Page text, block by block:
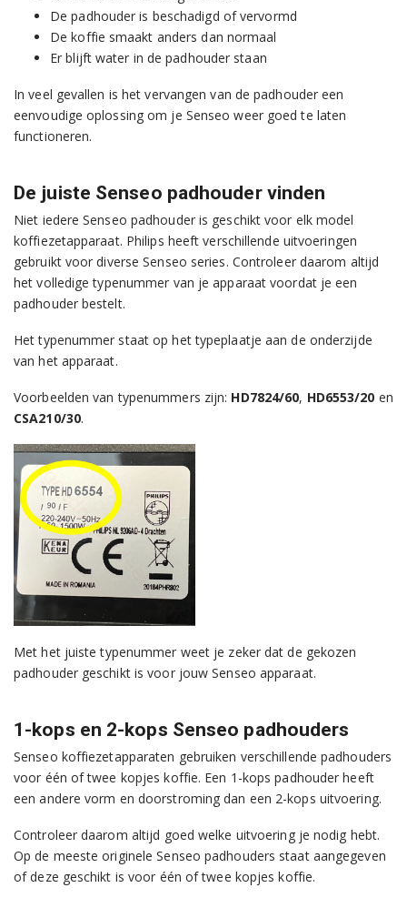
De padhouder is beschadigd of vervormd
De koffie smaakt anders dan normaal
Er blijft water in de padhouder staan
In veel gevallen is het vervangen van de padhouder een
eenvoudige oplossing om je Senseo weer goed te laten
functioneren.
De juiste Senseo padhouder vinden
Niet iedere Senseo padhouder is geschikt voor elk model
koffiezetapparaat. Philips heeft verschillende uitvoeringen
gebruikt voor diverse Senseo series. Controleer daarom altijd
het volledige typenummer van je apparaat voordat je een
padhouder bestelt.
Het typenummer staat op het typeplaatje aan de onderzijde
van het apparaat.
Voorbeelden van typenummers zijn: HD7824/60, HD6553/20 en
CSA210/30.
Met het juiste typenummer weet je zeker dat de gekozen
padhouder geschikt is voor jouw Senseo apparaat.
1-kops en 2-kops Senseo padhouders
Senseo koffiezetapparaten gebruiken verschillende padhouders
voor één of twee kopjes koffie. Een 1-kops padhouder heeft
een andere vorm en doorstroming dan een 2-kops uitvoering.
Controleer daarom altijd goed welke uitvoering je nodig hebt.
Op de meeste originele Senseo padhouders staat aangegeven
of deze geschikt is voor één of twee kopjes koffie.